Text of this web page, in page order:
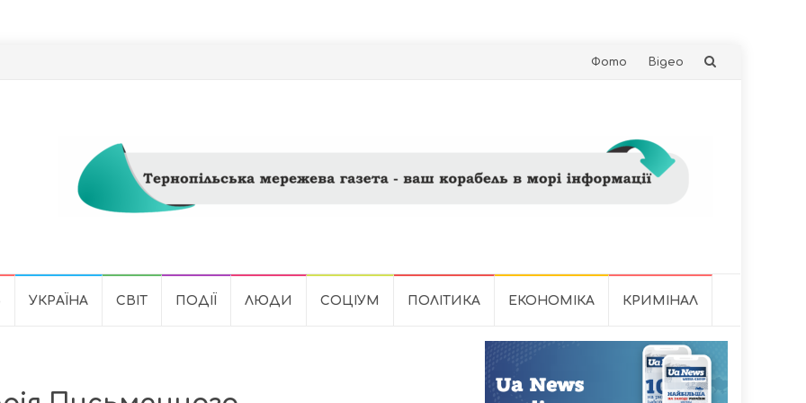
Skip
Фото Відео
УКРАЇНА СВІТ ПОДІЇ ЛЮДИ СОЦІУМ ПОЛІТИКА ЕКОНОМІКА КРИМІНАЛ